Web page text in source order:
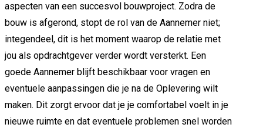
aspecten van een succesvol bouwproject. Zodra de
bouw is afgerond, stopt de rol van de Aannemer niet;
integendeel, dit is het moment waarop de relatie met
jou als opdrachtgever verder wordt versterkt. Een
goede Aannemer blijft beschikbaar voor vragen en
eventuele aanpassingen die je na de Oplevering wilt
maken. Dit zorgt ervoor dat je je comfortabel voelt in je
nieuwe ruimte en dat eventuele problemen snel worden